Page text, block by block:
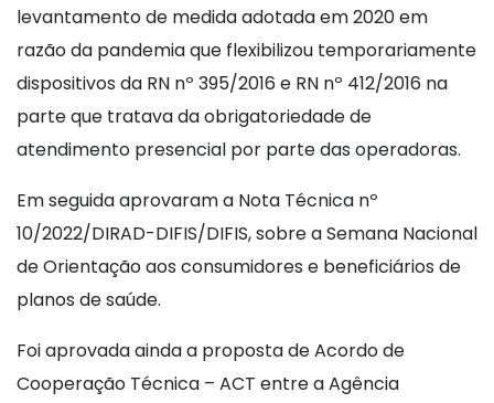
levantamento de medida adotada em 2020 em
razão da pandemia que flexibilizou temporariamente
dispositivos da RN nº 395/2016 e RN nº 412/2016 na
parte que tratava da obrigatoriedade de
atendimento presencial por parte das operadoras.
Em seguida aprovaram a Nota Técnica nº
10/2022/DIRAD-DIFIS/DIFIS, sobre a Semana Nacional
de Orientação aos consumidores e beneficiários de
planos de saúde.
Foi aprovada ainda a proposta de Acordo de
Cooperação Técnica – ACT entre a Agência